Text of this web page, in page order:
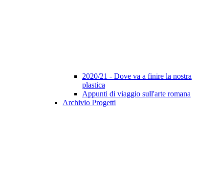
2020/21 - Dove va a finire la nostra
plastica
Appunti di viaggio sull'arte romana
Archivio Progetti